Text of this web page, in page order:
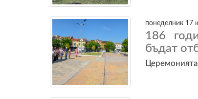
понеделник 17
186
бъдат